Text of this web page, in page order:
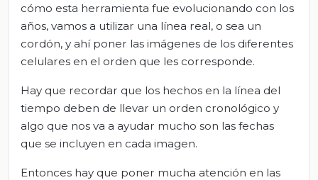
cómo esta herramienta fue evolucionando con los
años, vamos a utilizar una línea real, o sea un
cordón, y ahí poner las imágenes de los diferentes
celulares en el orden que les corresponde.
Hay que recordar que los hechos en la línea del
tiempo deben de llevar un orden cronológico y
algo que nos va a ayudar mucho son las fechas
que se incluyen en cada imagen.
Entonces hay que poner mucha atención en las